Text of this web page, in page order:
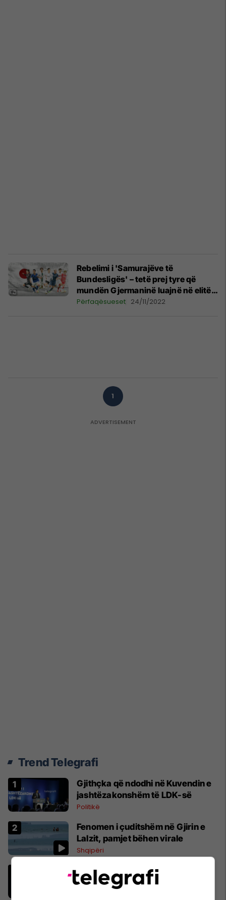
Rebelimi i 'Samurajëve të
Bundesligës' – tetë prej tyre që
mundën Gjermaninë luajnë në elitën
e futbollit të këtij vendi
Përfaqësueset 24/11/2022
1
Trend Telegrafi
Gjithçka që ndodhi në Kuvendin e
jashtëzakonshëm të LDK-së
Politikë
Fenomen i çuditshëm në Gjirin e
Lalzit, pamjet bëhen virale
Shqipëri
"Nëse është përfshirë, ka gabuar
rëndë, nuk i falet", Abdixhiku i çon